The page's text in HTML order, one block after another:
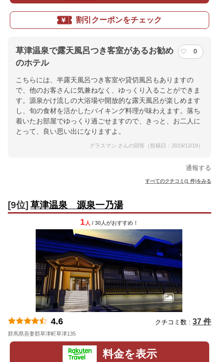
割引クーポンをチェック
草津温泉で露天風呂つき客室があるお勧め
のホテル
0
こちらには、半露天風呂つき客室や貸切風呂もありますの
で、他のお客さんに気兼ねなく、ゆっくり入ることができま
す。源泉かけ流しの大浴場や開放的な露天風呂が楽しめます
し、旬の食材を活かしたバイキング料理が味わえます。落ち
着いたお部屋でゆっくり過ごせますので、きっと、お二人に
とって、良い思い出になりますよ。
グラスマン さんの回答（投稿日：2019/12/19）
通報する
すべてのクチコミ(1 件)をみる
[9位] 草津温泉 源泉一乃湯
1 人 / 30人がおすすめ！
4.6 クチコミ数 : 37 件
群馬県吾妻郡草津町草津135
料金を表示